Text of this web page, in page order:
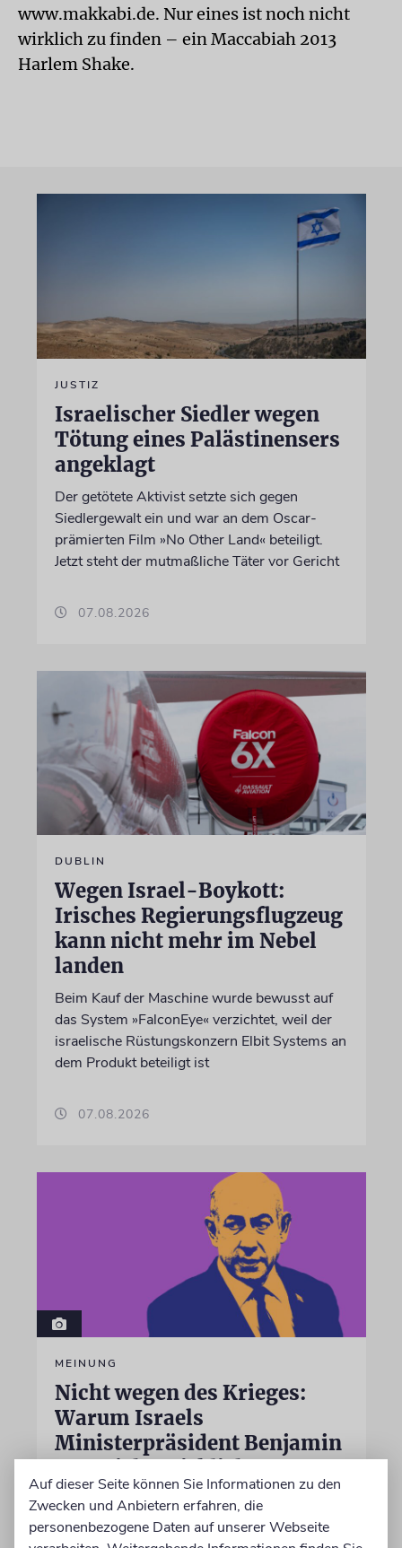
www.makkabi.de. Nur eines ist noch nicht
wirklich zu finden – ein Maccabiah 2013
Harlem Shake.
JUSTIZ
Israelischer Siedler wegen
Tötung eines Palästinensers
angeklagt
Der getötete Aktivist setzte sich gegen
Siedlergewalt ein und war an dem Oscar-
prämierten Film »No Other Land« beteiligt.
Jetzt steht der mutmaßliche Täter vor Gericht
07.08.2026
DUBLIN
Wegen Israel-Boykott:
Irisches Regierungsflugzeug
kann nicht mehr im Nebel
landen
Beim Kauf der Maschine wurde bewusst auf
das System »FalconEye« verzichtet, weil der
israelische Rüstungskonzern Elbit Systems an
dem Produkt beteiligt ist
07.08.2026
MEINUNG
Nicht wegen des Krieges:
Warum Israels
Ministerpräsident Benjamin
Netanjahu wirklich
zurücktreten sollte
Auf dieser Seite können Sie Informationen zu den
Zwecken und Anbietern erfahren, die
personenbezogene Daten auf unserer Webseite